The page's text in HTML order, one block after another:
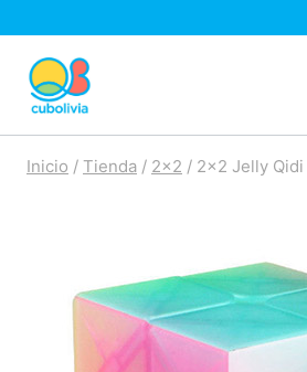
contenido
Inicio / Tienda / 2x2 / 2×2 Jelly Qidi